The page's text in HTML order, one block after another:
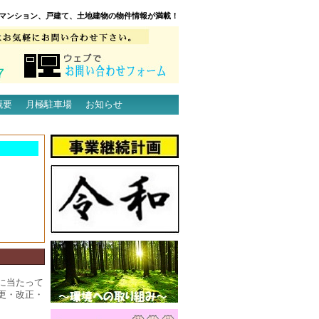
ション、戸建て、土地建物の物件情報が満載！
要 月極駐車場 お知らせ
当たって
・改正・